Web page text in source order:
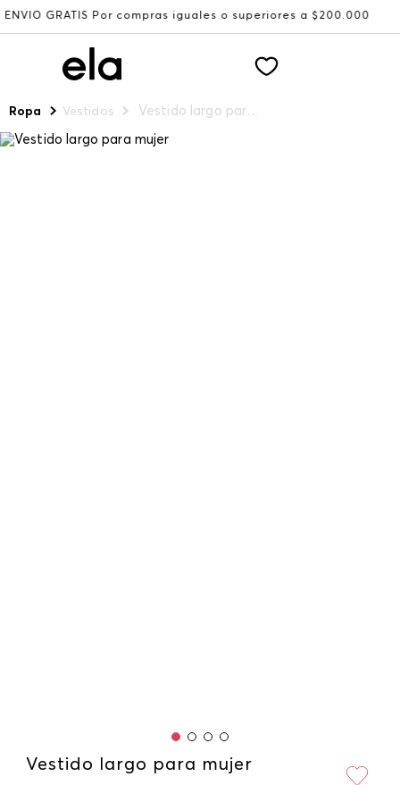
Por compras iguales o superiores a $200.000
Ropa Vestidos Vestido largo para mujer
Vestido largo para mujer